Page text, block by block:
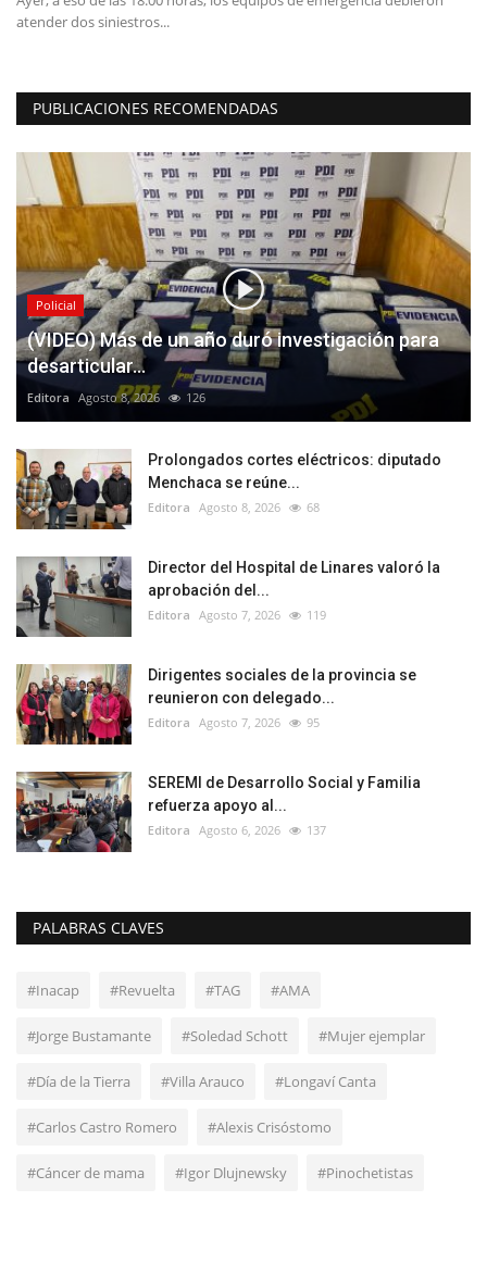
de 2021 y el...
PUBLICACIONES RECOMENDADAS
Policial
(VIDEO) Más de un año duró investigación para
desarticular...
Editora Agosto 8, 2026 126
Prolongados cortes eléctricos: diputado
Menchaca se reúne...
Editora Agosto 8, 2026 68
Director del Hospital de Linares valoró la
aprobación del...
Editora Agosto 7, 2026 119
Dirigentes sociales de la provincia se
reunieron con delegado...
Editora Agosto 7, 2026 95
SEREMI de Desarrollo Social y Familia
refuerza apoyo al...
Editora Agosto 6, 2026 137
PALABRAS CLAVES
#Inacap #Revuelta #TAG #AMA
#Jorge Bustamante #Soledad Schott #Mujer ejemplar
#Día de la Tierra #Villa Arauco #Longaví Canta
#Carlos Castro Romero #Alexis Crisóstomo
#Cáncer de mama #Igor Dlujnewsky #Pinochetistas